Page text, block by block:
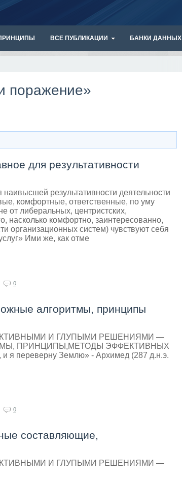
ВСЕ ПУБЛИКАЦИИ БАНКИ ДАННЫХ
поражение»
для результативности
результативности деятельности
комфортные, ответственные, по уму
от либеральных, центристских,
насколько комфортно, заинтересованно,
организационных систем) чувствуют себя
Ими же, как отме
0
алгоритмы, принципы
И ГЛУПЫМИ РЕШЕНИЯМИ —
ПРИНЦИПЫ,МЕТОДЫ ЭФФЕКТИВНЫХ
переверну Землю» - Архимед (287 д.н.э.
0
составляющие,
И ГЛУПЫМИ РЕШЕНИЯМИ —